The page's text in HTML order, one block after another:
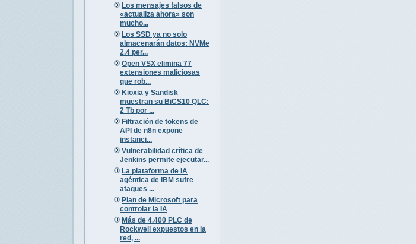
Los mensajes falsos de
«actualiza ahora» son
mucho...
Los SSD ya no solo
almacenarán datos: NVMe
2.4 per...
Open VSX elimina 77
extensiones maliciosas
que rob...
Kioxia y Sandisk
muestran su BiCS10 QLC:
2 Tb por ...
Filtración de tokens de
API de n8n expone
instanci...
Vulnerabilidad crítica de
Jenkins permite ejecutar...
La plataforma de IA
agéntica de IBM sufre
ataques ...
Plan de Microsoft para
controlar la IA
Más de 4.400 PLC de
Rockwell expuestos en la
red, ...